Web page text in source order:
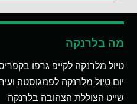
מה בלרנקה
טיול מלרנקה לקייפ גרפו
יום טיול מלרנקה לפמגוסטה
שייט הצוללת הצהובה בלרנקה